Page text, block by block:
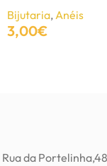
Adicionar
Bijutaria,Anéis
3,00€
Rua da